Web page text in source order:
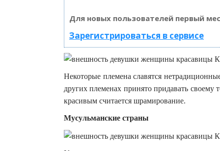
Для новых пользователей первый
Зарегистрироваться в сервисе
Некоторые племена славятся
других племенах принято придавать
красивым считается шрамирование.
Мусульманские страны